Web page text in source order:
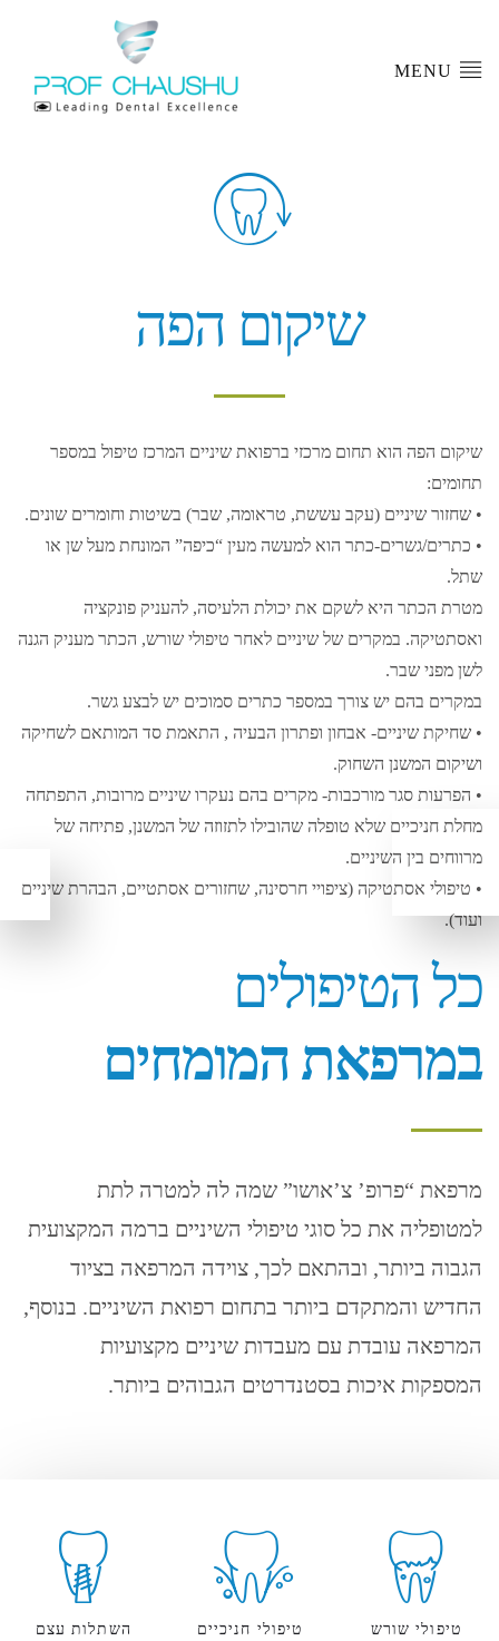
MENU
שיקום הפה
שיקום הפה הוא תחום מרכזי ברפואת שיניים המרכז טיפול במספר
תחומים:
• שחזור שיניים (עקב עששת, טראומה, שבר) בשיטות וחומרים שונים.
• כתרים/גשרים-כתר הוא למעשה מעין “כיפה” המונחת מעל שן או
שתל.
מטרת הכתר היא לשקם את יכולת הלעיסה, להעניק פונקציה
ואסתטיקה. במקרים של שיניים לאחר טיפולי שורש, הכתר מעניק הגנה
לשן מפני שבר.
במקרים בהם יש צורך במספר כתרים סמוכים יש לבצע גשר.
• שחיקת שיניים- אבחון ופתרון הבעיה , התאמת סד המותאם לשחיקה
ושיקום המשנן השחוק.
• הפרעות סגר מורכבות- מקרים בהם נעקרו שיניים מרובות, התפתחה
מחלת חניכיים שלא טופלה שהובילו לתזוזה של המשנן, פתיחה של
מרווחים בין השיניים.
• טיפולי אסתטיקה (ציפויי חרסינה, שחזורים אסתטיים, הבהרת שיניים
ועוד).
כל הטיפולים
במרפאת המומחים
מרפאת “פרופ’ צ’אושו” שמה לה למטרה לתת
למטופליה את כל סוגי טיפולי השיניים ברמה המקצועית
הגבוה ביותר, ובהתאם לכך, צוידה המרפאה בציוד
החדיש והמתקדם ביותר בתחום רפואת השיניים. בנוסף,
המרפאה עובדת עם מעבדות שיניים מקצועיות
המספקות איכות בסטנדרטים הגבוהים ביותר.
השתלות עצם טיפולי חניכיים טיפולי שורש